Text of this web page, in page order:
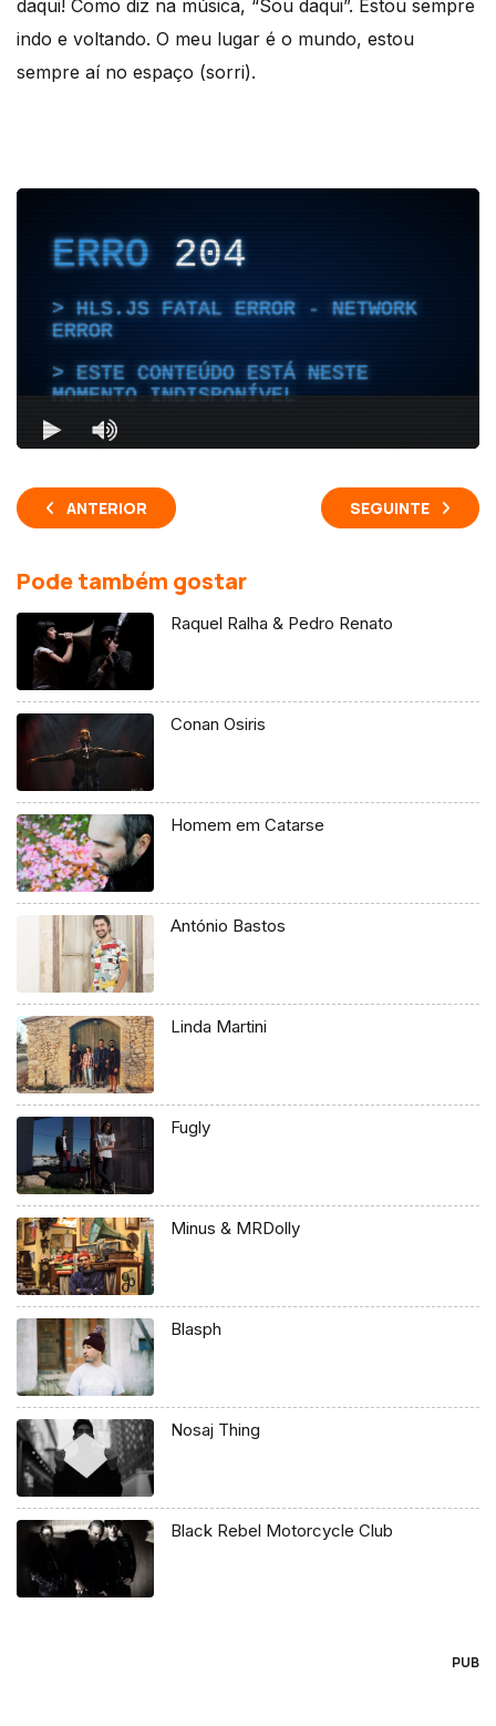
daqui! Como diz na música, “Sou daqui”. Estou sempre
indo e voltando. O meu lugar é o mundo, estou
sempre aí no espaço (sorri).
ANTERIOR SEGUINTE
Pode também gostar
Raquel Ralha & Pedro Renato
Conan Osiris
Homem em Catarse
António Bastos
Linda Martini
Fugly
Minus & MRDolly
Blasph
Nosaj Thing
Black Rebel Motorcycle Club
PUB